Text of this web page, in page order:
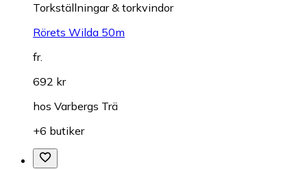
Torkställningar & torkvindor
Rörets Wilda 50m
fr.
692 kr
hos Varbergs Trä
+6 butiker